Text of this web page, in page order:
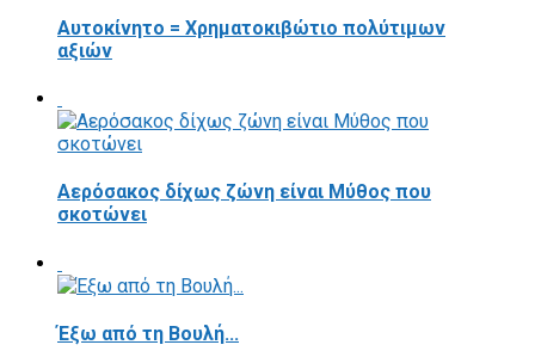
Αυτοκίνητο = Χρηματοκιβώτιο πολύτιμων
αξιών
Αερόσακος δίχως ζώνη είναι Μύθος που
σκοτώνει
Έξω από τη Βουλή...